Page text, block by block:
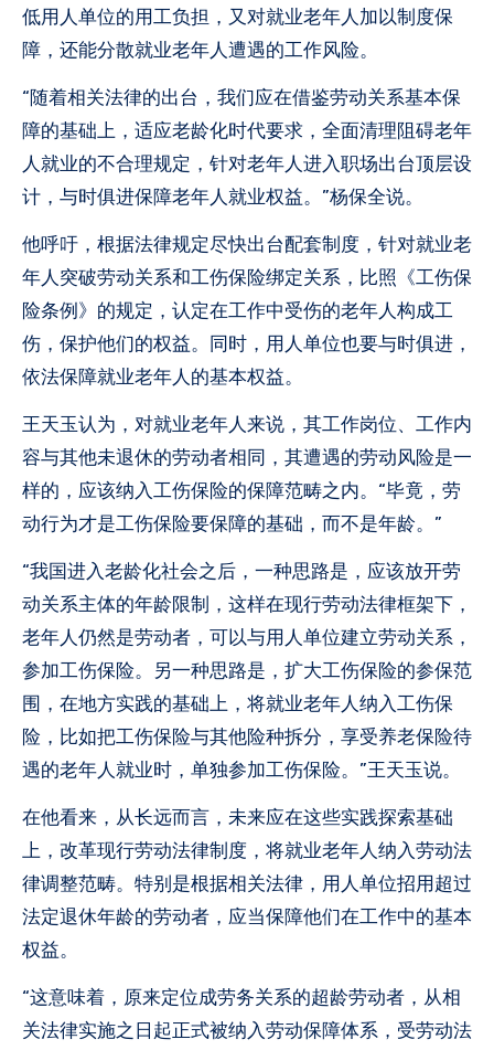
低用人单位的用工负担，又对就业老年人加以制度保
障，还能分散就业老年人遭遇的工作风险。
“随着相关法律的出台，我们应在借鉴劳动关系基本保
障的基础上，适应老龄化时代要求，全面清理阻碍老年
人就业的不合理规定，针对老年人进入职场出台顶层设
计，与时俱进保障老年人就业权益。”杨保全说。
他呼吁，根据法律规定尽快出台配套制度，针对就业老
年人突破劳动关系和工伤保险绑定关系，比照《工伤保
险条例》的规定，认定在工作中受伤的老年人构成工
伤，保护他们的权益。同时，用人单位也要与时俱进，
依法保障就业老年人的基本权益。
王天玉认为，对就业老年人来说，其工作岗位、工作内
容与其他未退休的劳动者相同，其遭遇的劳动风险是一
样的，应该纳入工伤保险的保障范畴之内。“毕竟，劳
动行为才是工伤保险要保障的基础，而不是年龄。”
“我国进入老龄化社会之后，一种思路是，应该放开劳
动关系主体的年龄限制，这样在现行劳动法律框架下，
老年人仍然是劳动者，可以与用人单位建立劳动关系，
参加工伤保险。另一种思路是，扩大工伤保险的参保范
围，在地方实践的基础上，将就业老年人纳入工伤保
险，比如把工伤保险与其他险种拆分，享受养老保险待
遇的老年人就业时，单独参加工伤保险。”王天玉说。
在他看来，从长远而言，未来应在这些实践探索基础
上，改革现行劳动法律制度，将就业老年人纳入劳动法
律调整范畴。特别是根据相关法律，用人单位招用超过
法定退休年龄的劳动者，应当保障他们在工作中的基本
权益。
“这意味着，原来定位成劳务关系的超龄劳动者，从相
关法律实施之日起正式被纳入劳动保障体系，受劳动法